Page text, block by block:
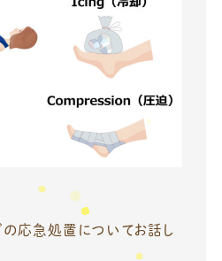
の応急処置についてお話し